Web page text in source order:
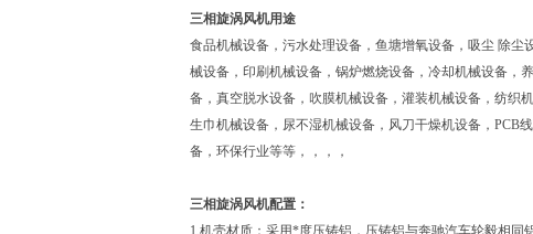
三相旋涡风机用途
食品机械设备，污水处理设备，鱼塘增氧设备，吸尘 除
械设备，印刷机械设备，锅炉燃烧设备，冷却机械设备，
备，真空脱水设备，吹膜机械设备，灌装机械设备，纺织
生巾机械设备，尿不湿机械设备，风刀干燥机设备，PCB
备，环保行业等等，，，，
三相旋涡风机配置：
1.机壳材质：采用*度压铸铝，压铸铝与奔驰汽车轮毅相